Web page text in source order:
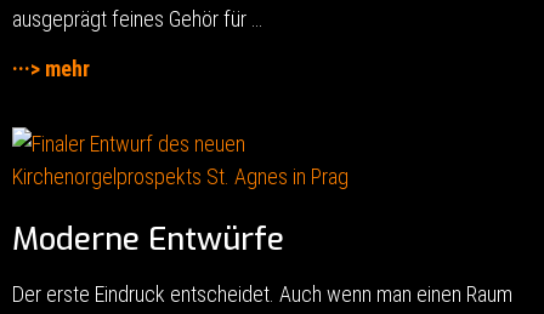
ausgeprägt feines Gehör für …
···> mehr
Moderne Entwürfe
Der erste Eindruck entscheidet. Auch wenn man einen Raum